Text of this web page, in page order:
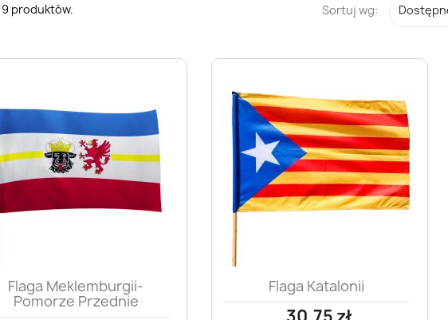
produktów. Sortuj wg:
Szybki podgląd
Flaga Meklemburgii-
Pomorze Przednie
Szybki podgląd
Flaga Katalonii